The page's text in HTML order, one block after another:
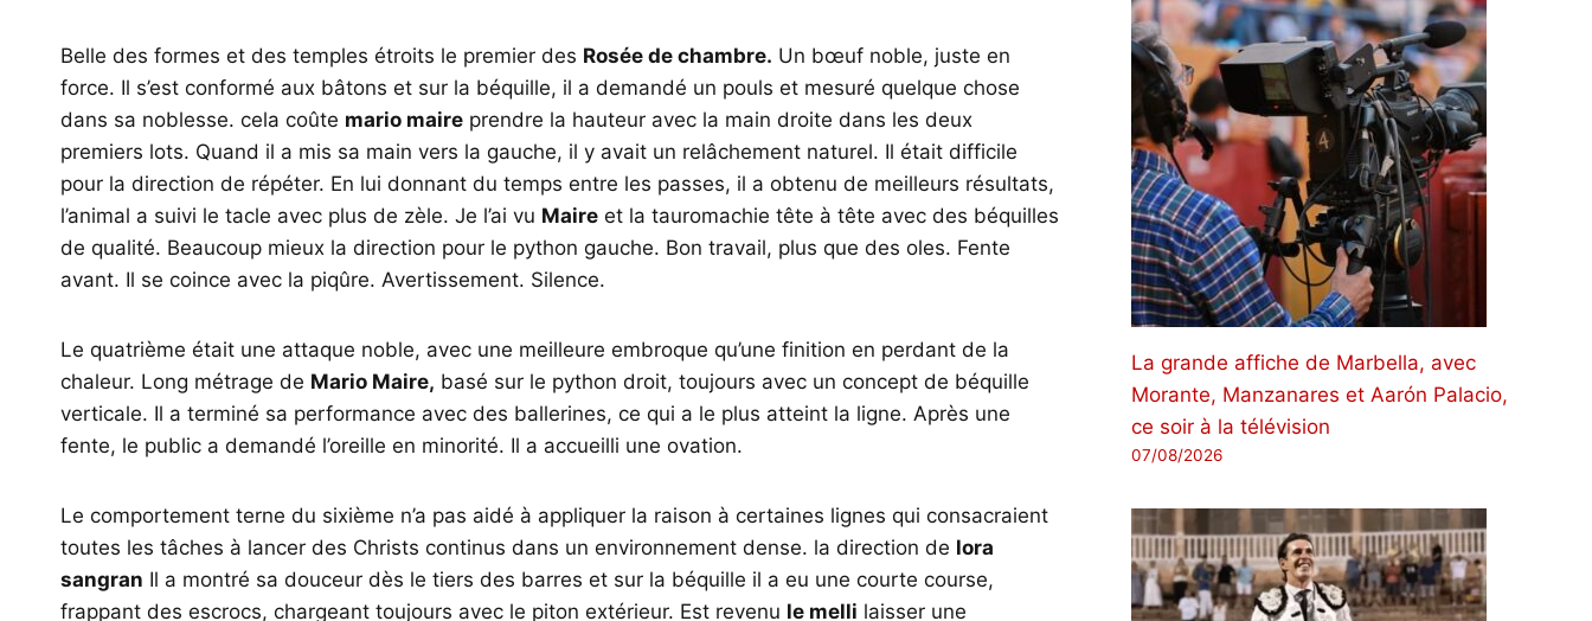
Belle des formes et des temples étroits le premier des Rosée de chambre. Un bœuf noble, juste en
force. Il s’est conformé aux bâtons et sur la béquille, il a demandé un pouls et mesuré quelque chose
dans sa noblesse. cela coûte mario maire prendre la hauteur avec la main droite dans les deux
premiers lots. Quand il a mis sa main vers la gauche, il y avait un relâchement naturel. Il était difficile
pour la direction de répéter. En lui donnant du temps entre les passes, il a obtenu de meilleurs résultats,
l’animal a suivi le tacle avec plus de zèle. Je l’ai vu Maire et la tauromachie tête à tête avec des béquilles
de qualité. Beaucoup mieux la direction pour le python gauche. Bon travail, plus que des oles. Fente
avant. Il se coince avec la piqûre. Avertissement. Silence.
Le quatrième était une attaque noble, avec une meilleure embroque qu’une finition en perdant de la
chaleur. Long métrage de Mario Maire, basé sur le python droit, toujours avec un concept de béquille
verticale. Il a terminé sa performance avec des ballerines, ce qui a le plus atteint la ligne. Après une
fente, le public a demandé l’oreille en minorité. Il a accueilli une ovation.
Le comportement terne du sixième n’a pas aidé à appliquer la raison à certaines lignes qui consacraient
toutes les tâches à lancer des Christs continus dans un environnement dense. la direction de lora
sangran Il a montré sa douceur dès le tiers des barres et sur la béquille il a eu une courte course,
frappant des escrocs, chargeant toujours avec le piton extérieur. Est revenu le melli laisser une
La grande affiche de Marbella, avec
Morante, Manzanares et Aarón Palacio,
ce soir à la télévision
07/08/2026